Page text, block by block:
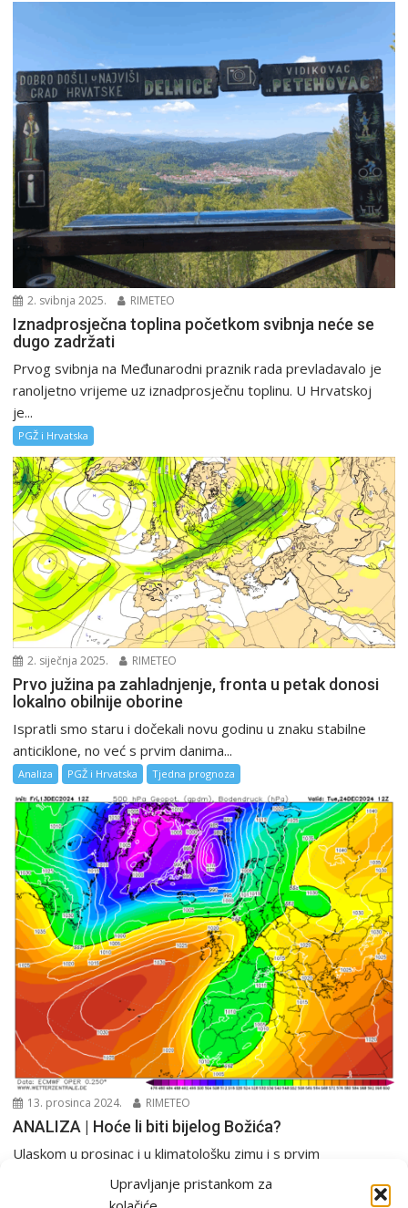
Upravljanje pristankom za
2. svibnja 2025. RIMETEO
Iznadprosječna toplina početkom svibnja neće se
dugo zadržati
Prvog svibnja na Međunarodni praznik rada prevladavalo je
ranoljetno vrijeme uz iznadprosječnu toplinu. U Hrvatskoj
je...
PGŽ i Hrvatska
2. siječnja 2025. RIMETEO
Prvo južina pa zahladnjenje, fronta u petak donosi
lokalno obilnije oborine
Ispratli smo staru i dočekali novu godinu u znaku stabilne
anticiklone, no već s prvim danima...
Analiza PGŽ i Hrvatska Tjedna prognoza
13. prosinca 2024. RIMETEO
ANALIZA | Hoće li biti bijelog Božića?
Ulaskom u prosinac i u klimatološku zimu i s prvim
emitiranjima filmskog maratona “Sam u kući”...
PGŽ i Hrvatska